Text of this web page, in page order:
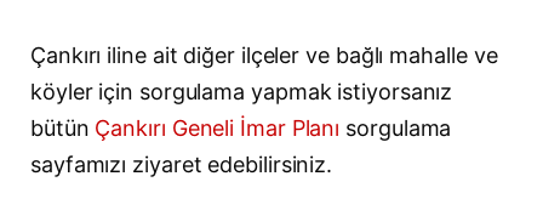
Çankırı iline ait diğer ilçeler ve bağlı mahalle ve
köyler için sorgulama yapmak istiyorsanız
bütün Çankırı Geneli İmar Planı sorgulama
sayfamızı ziyaret edebilirsiniz.